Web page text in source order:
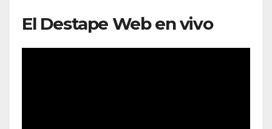
El Destape Web en vivo